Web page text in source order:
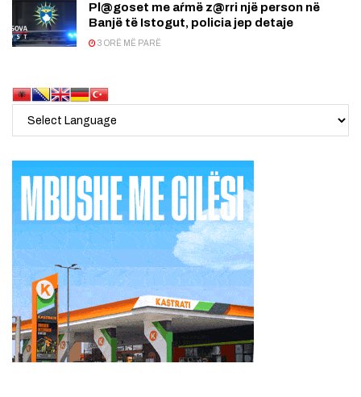
Pl@goset me aŕmë z@rri një person në
Banjë të Istogut, policia jep detaje
3 ORË MË PARË